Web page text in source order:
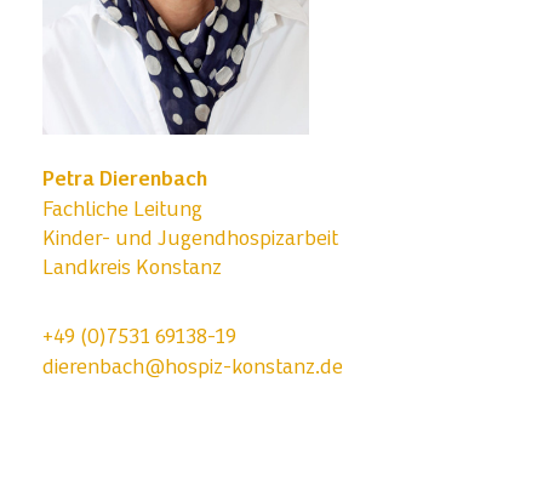
Petra Dierenbach
Fachliche Leitung
Kinder- und Jugendhospizarbeit
Landkreis Konstanz
+49 (0)7531 69138-19
dierenbach@hospiz-konstanz.de